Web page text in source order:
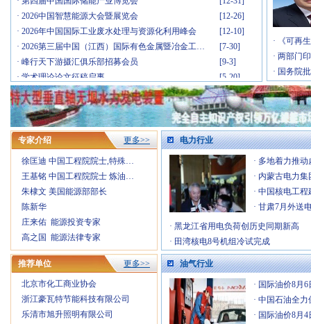
2026中国智慧能源大会暨展览会
2026年中国国际工业废水处理与资源化利用峰会
2026第三届中国（江西）国际有色金属暨冶金工…
峰行天下游摄汇俱乐部招募会员
学术理论论文征稿启事
·理事会成员单位
[12-16]
·2026山东清洁能源 产业博览会
[7-16]
·2026（第十三届）中国国际石墨烯创新大会
[7-8]
·2026第二届新型储能泰山发展大会暨储能产业与…
[6-26]
·第二十三届中国国际电力产业博览会暨绿色能源…
[5-6]
Fac Tec China电子工厂设施展
[4-30]
IOTE 2026 第二十五届国际物联网展・深…
[4-23]
第六届广州军民两用油库技术装备展览会
[3-26]
2026中国(上海)国际核能产业博览会
[2-26]
2026第八届民用航空发动机与燃气轮机大会暨涡…
[1-21]
第十九届(2026)国际太阳能光伏和智慧能源&储…
[1-8]
·2026年国际气体产业链展览交易会
[1-6]
·第四届中国国际储能产业博览会
[12-31]
2026中国智慧能源大会暨展览会
[12-26]
2026年中国国际工业废水处理与资源化利用峰会
[12-10]
2026第三届中国（江西）国际有色金属暨冶金工…
[7-30]
·
《可再
· 两部门
· 国务院
专家介绍 更多>>
徐匡迪 中国工程院院士,特殊…
王基铭 中国工程院院士 炼油…
朱棣文 美国能源部部长
陈新华
庄来佑 能源投资专家
高之国 能源法律专家
推荐单位 更多>>
北京市化工商业协会
浙江豪瓦特节能科技有限公司
乐清市旭升照明有限公司
电力行业
· 多地着力推动
· 内蒙古电力
· 中国核电工
· 甘肃7月外送
· 黑龙江省用电负荷创历史同期新高
· 田湾核电8号机组冷试完成
油气行业
· 国际油价8月6
· 中国石油全
· 国际油价8月